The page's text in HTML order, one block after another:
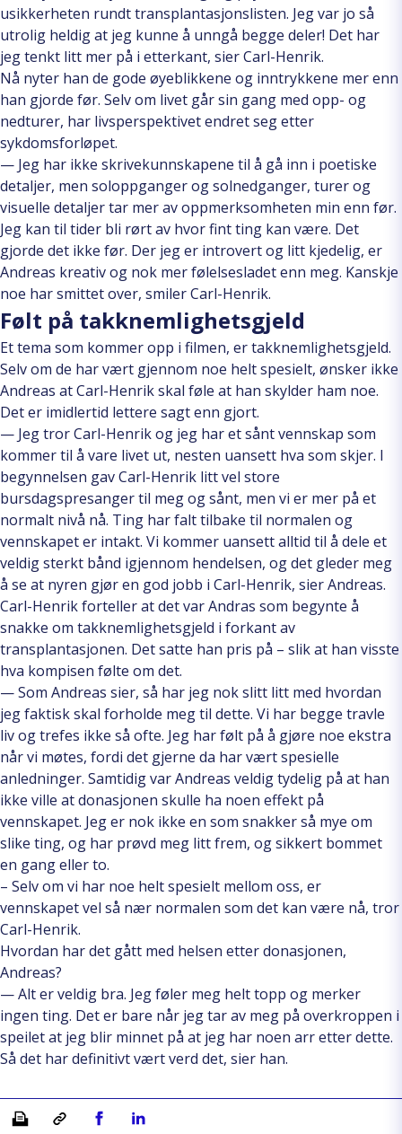
usikkerheten rundt transplantasjonslisten. Jeg var jo så
utrolig heldig at jeg kunne å unngå begge deler! Det har
jeg tenkt litt mer på i etterkant, sier Carl-Henrik.
Nå nyter han de gode øyeblikkene og inntrykkene mer enn
han gjorde før. Selv om livet går sin gang med opp- og
nedturer, har livsperspektivet endret seg etter
sykdomsforløpet.
— Jeg har ikke skrivekunnskapene til å gå inn i poetiske
detaljer, men soloppganger og solnedganger, turer og
visuelle detaljer tar mer av oppmerksomheten min enn før.
Jeg kan til tider bli rørt av hvor fint ting kan være. Det
gjorde det ikke før. Der jeg er introvert og litt kjedelig, er
Andreas kreativ og nok mer følelsesladet enn meg. Kanskje
noe har smittet over, smiler Carl-Henrik.
Følt på takknemlighetsgjeld
Et tema som kommer opp i filmen, er takknemlighetsgjeld.
Selv om de har vært gjennom noe helt spesielt, ønsker ikke
Andreas at Carl-Henrik skal føle at han skylder ham noe.
Det er imidlertid lettere sagt enn gjort.
— Jeg tror Carl-Henrik og jeg har et sånt vennskap som
kommer til å vare livet ut, nesten uansett hva som skjer. I
begynnelsen gav Carl-Henrik litt vel store
bursdagspresanger til meg og sånt, men vi er mer på et
normalt nivå nå. Ting har falt tilbake til normalen og
vennskapet er intakt. Vi kommer uansett alltid til å dele et
veldig sterkt bånd igjennom hendelsen, og det gleder meg
å se at nyren gjør en god jobb i Carl-Henrik, sier Andreas.
Carl-Henrik forteller at det var Andras som begynte å
snakke om takknemlighetsgjeld i forkant av
transplantasjonen. Det satte han pris på – slik at han visste
hva kompisen følte om det.
— Som Andreas sier, så har jeg nok slitt litt med hvordan
jeg faktisk skal forholde meg til dette. Vi har begge travle
liv og trefes ikke så ofte. Jeg har følt på å gjøre noe ekstra
når vi møtes, fordi det gjerne da har vært spesielle
anledninger. Samtidig var Andreas veldig tydelig på at han
ikke ville at donasjonen skulle ha noen effekt på
vennskapet. Jeg er nok ikke en som snakker så mye om
slike ting, og har prøvd meg litt frem, og sikkert bommet
en gang eller to.
– Selv om vi har noe helt spesielt mellom oss, er
vennskapet vel så nær normalen som det kan være nå, tror
Carl-Henrik.
Hvordan har det gått med helsen etter donasjonen,
Andreas?
— Alt er veldig bra. Jeg føler meg helt topp og merker
ingen ting. Det er bare når jeg tar av meg på overkroppen i
speilet at jeg blir minnet på at jeg har noen arr etter dette.
Så det har definitivt vært verd det, sier han.
Skriv ut Kopiera länkDel på Facebook
Del på Linkedin